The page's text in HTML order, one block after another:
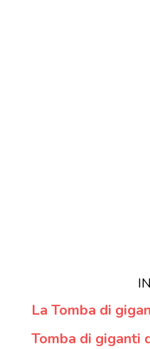
La Tomba di
Tomba di giganti